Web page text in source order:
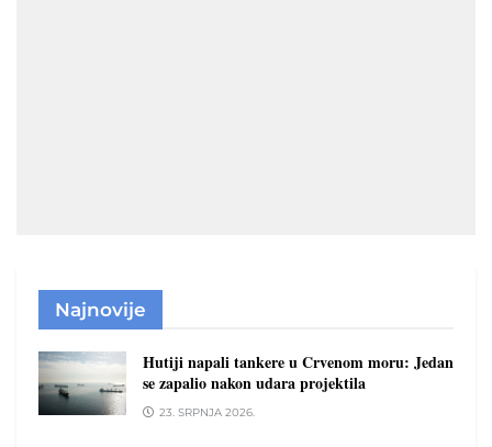
Najnovije
Hutiji napali tankere u Crvenom moru: Jedan
se zapalio nakon udara projektila
23. SRPNJA 2026.